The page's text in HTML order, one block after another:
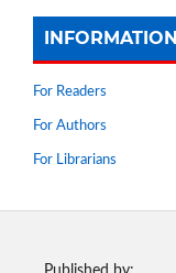
INFORMATION
For Readers
For Authors
For Librarians